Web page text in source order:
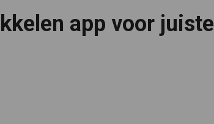
app voor juiste